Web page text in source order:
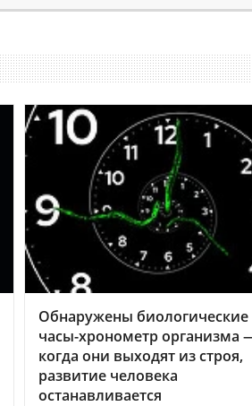
Обнаружены биологические
часы-хронометр организма
когда они выходят из строя,
развитие человека
останавливается